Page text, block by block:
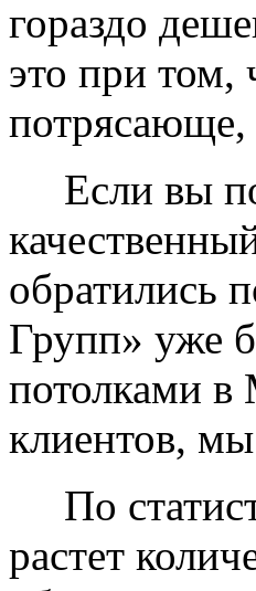
гораздо
это при том,
потрясающе,
Если вы
обратились
Групп» уже
потолками в
клиентов,
По
растет